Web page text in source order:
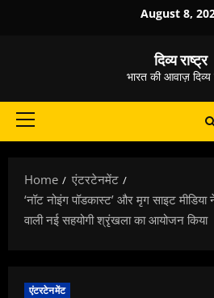
August 8,
दिव्य राष्ट्र
भारत की आवाज़ दिव्य
Primary
Home
एंटरटेनमेंट
‘नॉट नोइंग पॉडकास्ट’ और मृग साइट मीडिया
वाली नई सहयोगी श्रृंखला का आयोजन किया
एंटरटेनमेंट